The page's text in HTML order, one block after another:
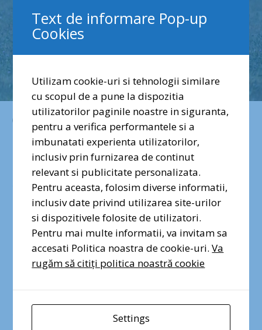
martie 1, 2023
STUDIU: Ce spun
apelurile la 112
despre
interacțiunea
românilor cu
animalele
Text de informare Pop-up
Cookies
Utilizam cookie-uri si tehnologii similare
cu scopul de a pune la dispozitia
utilizatorilor paginile noastre in siguranta,
pentru a verifica performantele si a
imbunatati experienta utilizatorilor,
inclusiv prin furnizarea de continut
relevant si publicitate personalizata.
Pentru aceasta, folosim diverse informatii,
inclusiv date privind utilizarea site-urilor
si dispozitivele folosite de utilizatori.
Pentru mai multe informatii, va invitam sa
accesati Politica noastra de cookie-uri.Va
rugăm să citiți politica noastră cookie
Settings